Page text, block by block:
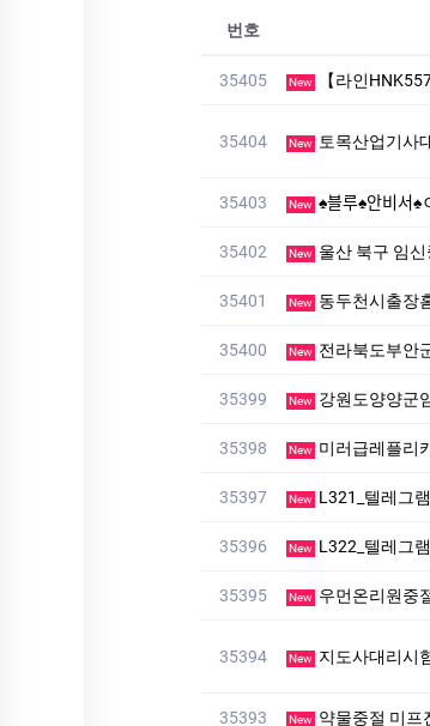
번호
35405 New 【라인HNK5577
35404 New 토목산업기사대리시험 【▶
35403 New
35402 New 울산 북구 임
35401 New 동두천시출장
35400 New 전라북도부안
35399 New 강원도양양군
35398 New 미러급레플리카
35397 New L321_텔레그램
35396 New L322_텔레그램
35395 New 우먼온리원중
35394 New 지도사대리시험 【▶텔레상
35393 New 약물중절 미프